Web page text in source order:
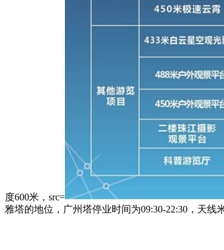
度600米，src=
雅塔的地位，广州塔停业时间为09:30-22:30，天